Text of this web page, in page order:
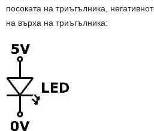
посоката на триъгълника,
на върха на триъгълника: